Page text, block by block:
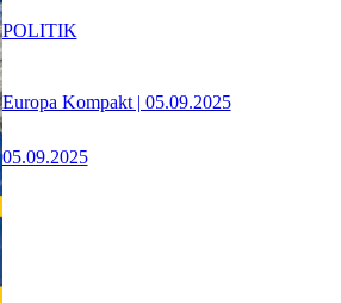
Europa Kompakt | 05.09.2025
05.09.2025
POLITIK